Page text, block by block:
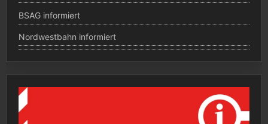
BSAG informiert
Nordwestbahn informiert